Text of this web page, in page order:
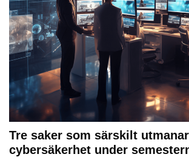
Tre saker som särskilt
cybersäkerhet under